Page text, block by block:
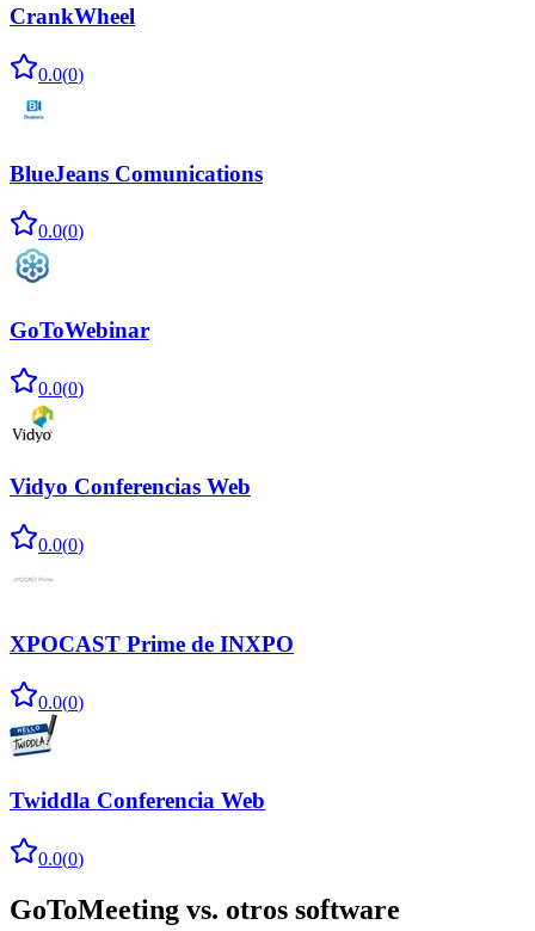
CrankWheel
0.0(0)
BlueJeans Comunications
0.0(0)
GoToWebinar
0.0(0)
Vidyo Conferencias Web
0.0(0)
XPOCAST Prime de INXPO
0.0(0)
Twiddla Conferencia Web
0.0(0)
GoToMeeting vs. otros software